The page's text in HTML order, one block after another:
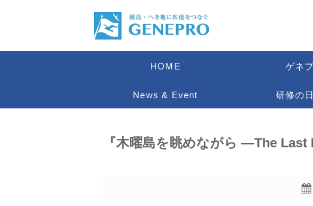
HOME ゲネ
News & Event 研修の
『木曜島を眺めながら ―The